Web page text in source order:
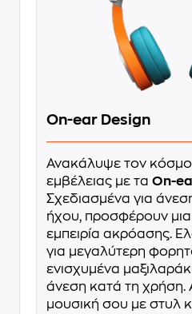
On-ear Design
Ανακάλυψε τον κόσμο
εμβέλειας με τα On-
Σχεδιασμένα για
ήχου, προσφέρουν μια
εμπειρία ακρόασης.
για μεγαλύτερη
ενισχυμένα
άνεση κατά τη χρήση.
μουσική σου με στυλ